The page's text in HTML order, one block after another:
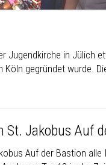
Jugendkirche in Jülich
gegründet wurde.
Jakobus Auf
Auf der Bastion